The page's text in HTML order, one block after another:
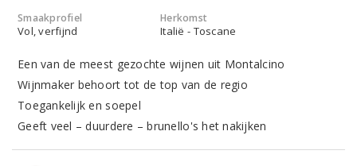
Smaakprofiel
Vol, verfijnd
Herkomst
Italië - Toscane
Een van de meest gezochte wijnen uit Montalcino
Wijnmaker behoort tot de top van de regio
Toegankelijk en soepel
Geeft veel – duurdere – brunello's het nakijken